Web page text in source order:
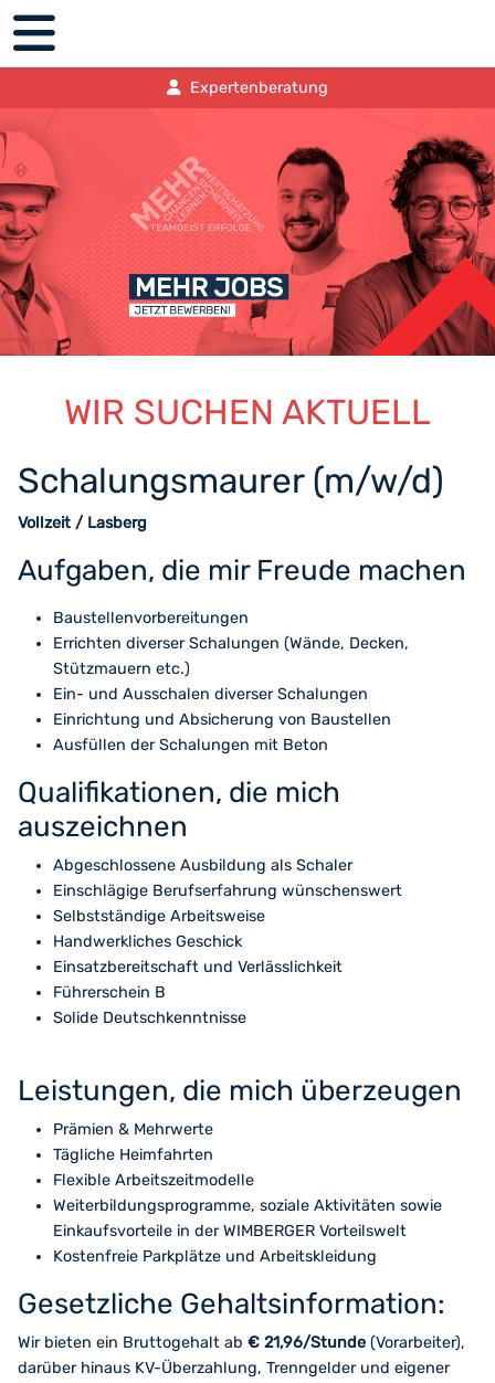
Expertenberatung
WIR SUCHEN AKTUELL
Schalungsmaurer (m/w/d)
Vollzeit / Lasberg
Aufgaben, die mir Freude machen
Baustellenvorbereitungen
Errichten diverser Schalungen (Wände, Decken,
Stützmauern etc.)
Ein- und Ausschalen diverser Schalungen
Einrichtung und Absicherung von Baustellen
Ausfüllen der Schalungen mit Beton
Qualifikationen, die mich
auszeichnen
Abgeschlossene Ausbildung als Schaler
Einschlägige Berufserfahrung wünschenswert
Selbstständige Arbeitsweise
Handwerkliches Geschick
Einsatzbereitschaft und Verlässlichkeit
Führerschein B
Solide Deutschkenntnisse
Leistungen, die mich überzeugen
Prämien & Mehrwerte
Tägliche Heimfahrten
Flexible Arbeitszeitmodelle
Weiterbildungsprogramme, soziale Aktivitäten sowie
Einkaufsvorteile in der WIMBERGER Vorteilswelt
Kostenfreie Parkplätze und Arbeitskleidung
Gesetzliche Gehaltsinformation:
Wir bieten ein Bruttogehalt ab € 21,96/Stunde (Vorarbeiter),
darüber hinaus KV-Überzahlung, Trenngelder und eigener